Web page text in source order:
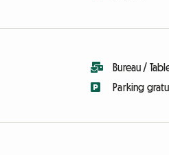
Bureau /
Parking